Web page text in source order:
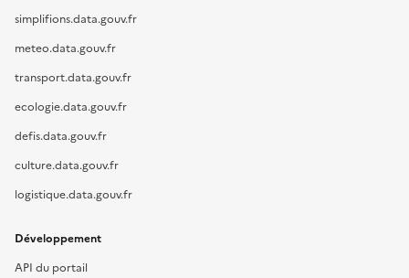
simplifions.data.gouv.fr
meteo.data.gouv.fr
transport.data.gouv.fr
ecologie.data.gouv.fr
defis.data.gouv.fr
culture.data.gouv.fr
logistique.data.gouv.fr
Développement
API du portail